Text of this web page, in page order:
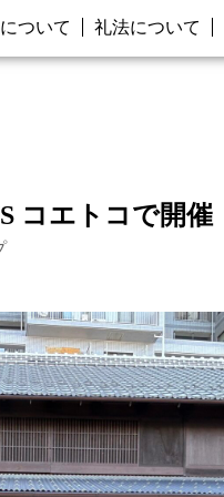
ついて 礼法について
コエトコで開催